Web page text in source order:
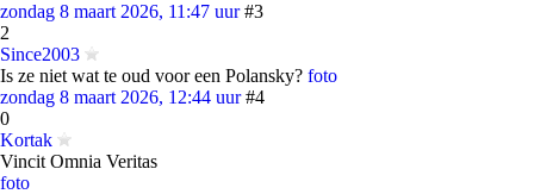
zondag 8 maart 2026, 11:47 uur #3
2
Since2003
Is ze niet wat te oud voor een Polansky? foto
zondag 8 maart 2026, 12:44 uur #4
0
Kortak
Vincit Omnia Veritas
foto